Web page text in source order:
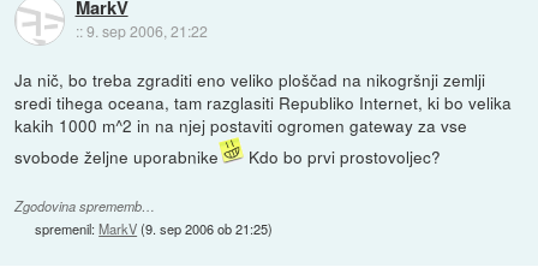
MarkV
::9. sep 2006, 21:22
Ja nič, bo treba zgraditi eno veliko ploščad na nikogršnji zemlji
sredi tihega oceana, tam razglasiti Republiko Internet, ki bo velika
kakih 1000 m^2 in na njej postaviti ogromen gateway za vse
svobode željne uporabnike
Kdo bo prvi prostovoljec?
Zgodovina sprememb…
spremenil:MarkV(9. sep 2006 ob 21:25)